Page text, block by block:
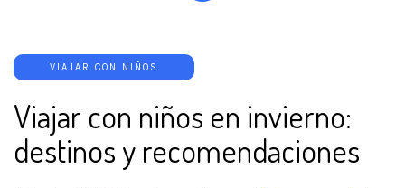
VIAJAR CON NIÑOS
Viajar con niños en invierno:
destinos y recomendaciones